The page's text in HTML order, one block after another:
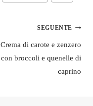
SEGUENTE
Crema di carote e zenzero
con broccoli e quenelle di
caprino